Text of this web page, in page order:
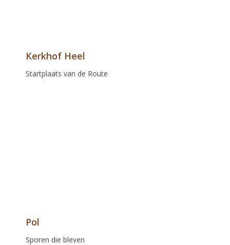
Kerkhof Heel
Startplaats van de Route
Pol
Sporen die bleven